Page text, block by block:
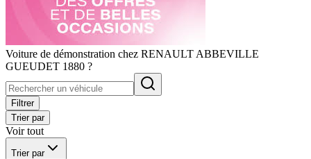
Voiture de démonstration chez RENAULT ABBEVILLE
GUEUDET 1880 ?
Filtrer
Trier par
Voir tout
Trier par